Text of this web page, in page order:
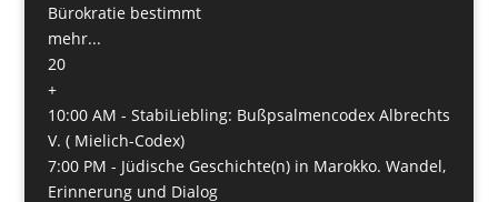
Bürokratie bestimmt
mehr...
20
+
10:00 AM - StabiLiebling: Bußpsalmencodex Albrechts
V. ( Mielich-Codex)
7:00 PM - Jüdische Geschichte(n) in Marokko. Wandel,
Erinnerung und Dialog